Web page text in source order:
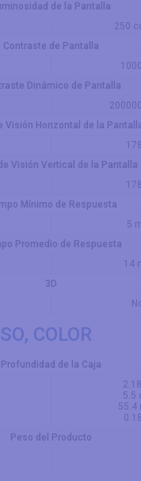
de la Pantalla
250
Contraste de Pantalla
Dinámico de Pantalla
Visión Horizontal de la
Visión Vertical de la Pantalla
Mínimo de Respuesta
5
Promedio de Respuesta
14
3D
COLOR
Profundidad de la Caja
5.5
55.4
Peso del Producto